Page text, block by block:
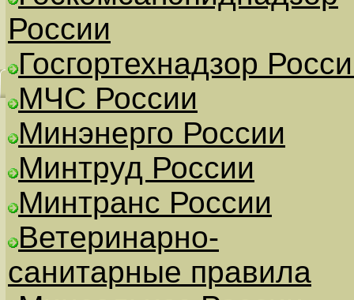
России
Госгортехнадзор
МЧС России
Минэнерго России
Минтруд России
Минтранс России
Ветеринарно-
санитарные правила